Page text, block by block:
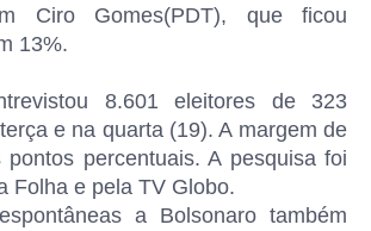
Ciro Gomes(PDT), que ficou
13%.
8.601 eleitores de 323
e na quarta (19). A margem de
percentuais. A pesquisa foi
Folha e pela TV Globo.
a Bolsonaro também